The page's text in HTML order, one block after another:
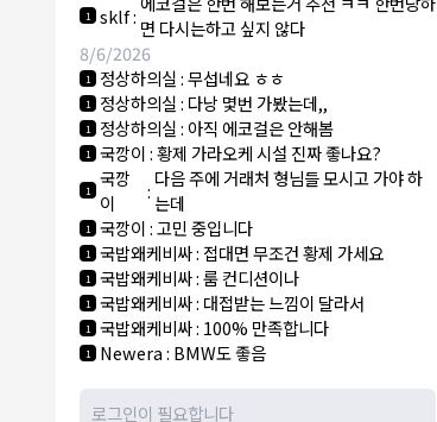
1 sklf: 면 다시는하고 싶지 않다
8/6/2026
1 정상하의실:무섭네요 ㅎㅎ
1 정상하의실: 다낭 몇번 가봤는데,,
1 정상하의실: 아직 에코걸은 안해봄
1 국깡이:황제 가라오케 시설 진짜 좋나요?
1
국깡
이
: 다음 주에 거래처 형님들 모시고 가야 하
는데
1 국깡이:고민 중입니다
1 국밥왜케비싸: 접대면 무조건 황제 가세요
1 국밥왜케비싸:룸 컨디션이나
1 국밥왜케비싸: 대접받는 느낌이 달라서
1 국밥왜케비싸: 100% 만족합니다
1 Newera: BMW도 좋음